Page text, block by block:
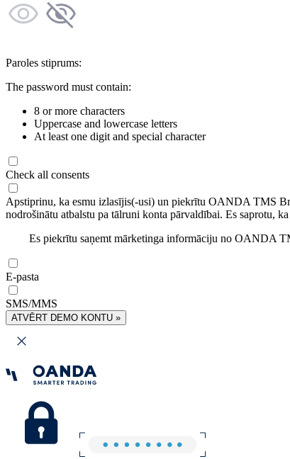
Paroles stiprums:
The password must contain:
8 or more characters
Uppercase and lowercase letters
At least one digit and special character
Check all consents
Apstiprinu, ka esmu izlasījis(-usi) un piekrītu OANDA TMS
nodrošinātu atbalstu pa tālruni konta pārvaldībai. Es saprotu,
Es piekrītu saņemt mārketinga informāciju no OANDA
E-pasta
SMS/MMS
ATVĒRT DEMO KONTU »